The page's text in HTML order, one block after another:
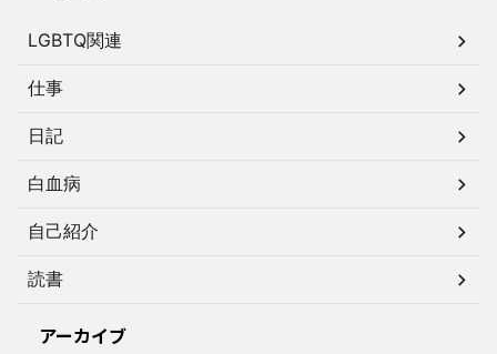
LGBTQ関連
仕事
日記
白血病
自己紹介
読書
アーカイブ